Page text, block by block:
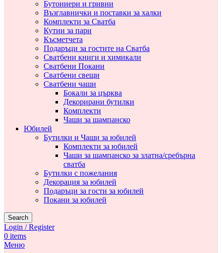
Бутониери и гривни
Възглавнички и поставки за халки
Комплекти за Сватба
Кутии за пари
Късметчета
Подаръци за гостите на Сватба
Сватбени книги и химикали
Сватбени Покани
Сватбени свещи
Сватбени чаши
Бокали за църква
Декорирани бутилки
Комплекти
Чаши за шампанско
Юбилей
Бутилки и Чаши за юбилей
Комплекти за юбилей
Чаши за шампанско за златна/сребърна
сватба
Бутилки с пожелания
Декорация за юбилей
Подаръци за гости за юбилей
Покани за юбилей
Search
Login / Register
0 items
Меню